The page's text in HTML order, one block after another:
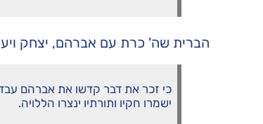
הברית שה' כרת עם אברהם, יצחק
כי זכר את דבר קדשו את אברהם
ישמרו חקיו ותורתיו ינצרו הללויה.